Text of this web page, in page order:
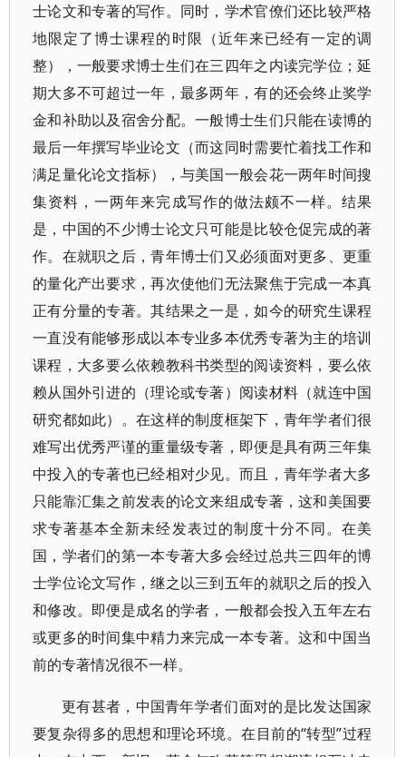
士论文和专著的写作。同时，学术官僚们还比较严格
地限定了博士课程的时限（近年来已经有一定的调
整），一般要求博士生们在三四年之内读完学位；延
期大多不可超过一年，最多两年，有的还会终止奖学
金和补助以及宿舍分配。一般博士生们只能在读博的
最后一年撰写毕业论文（而这同时需要忙着找工作和
满足量化论文指标），与美国一般会花一两年时间搜
集资料，一两年来完成写作的做法颇不一样。结果
是，中国的不少博士论文只可能是比较仓促完成的著
作。在就职之后，青年博士们又必须面对更多、更重
的量化产出要求，再次使他们无法聚焦于完成一本真
正有分量的专著。其结果之一是，如今的研究生课程
一直没有能够形成以本专业多本优秀专著为主的培训
课程，大多要么依赖教科书类型的阅读资料，要么依
赖从国外引进的（理论或专著）阅读材料（就连中国
研究都如此）。在这样的制度框架下，青年学者们很
难写出优秀严谨的重量级专著，即便是具有两三年集
中投入的专著也已经相对少见。而且，青年学者大多
只能靠汇集之前发表的论文来组成专著，这和美国要
求专著基本全新未经发表过的制度十分不同。在美
国，学者们的第一本专著大多会经过总共三四年的博
士学位论文写作，继之以三到五年的就职之后的投入
和修改。即便是成名的学者，一般都会投入五年左右
或更多的时间集中精力来完成一本专著。这和中国当
前的专著情况很不一样。
更有甚者，中国青年学者们面对的是比发达国家
要复杂得多的思想和理论环境。在目前的“转型”过程